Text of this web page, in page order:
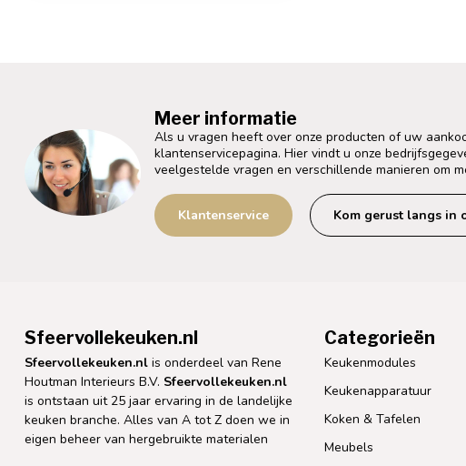
Meer informatie
Als u vragen heeft over onze producten of uw
klantenservicepagina. Hier vindt u onze
veelgestelde vragen en verschillende manieren om
Klantenservice Kom gerust langs in
Sfeervollekeuken.nl
Sfeervollekeuken.nl is onderdeel van Rene
Houtman Interieurs B.V. Sfeervollekeuken.nl
is ontstaan uit 25 jaar ervaring in de landelijke
keuken branche. Alles van A tot Z doen we in
eigen beheer van hergebruikte materialen
Categorieën
Keukenmodules
Keukenapparatuur
Koken & Tafelen
Meubels